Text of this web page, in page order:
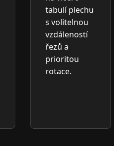
tabulí plechu
s volitelnou
vzdáleností
řezů a
prioritou
rotace.